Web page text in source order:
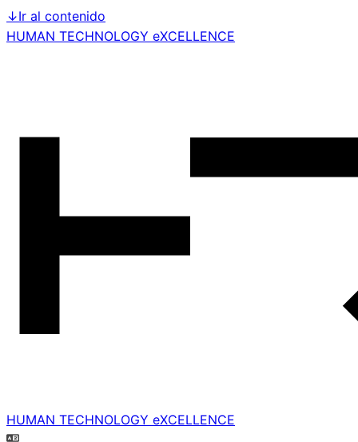
↓Ir al contenido
HUMAN TECHNOLOGY eXCELLENCE
HUMAN TECHNOLOGY eXCELLENCE